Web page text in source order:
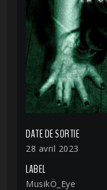
DATE DE SORTIE
28 avril 2023
LABEL
MusikÖ_Eye